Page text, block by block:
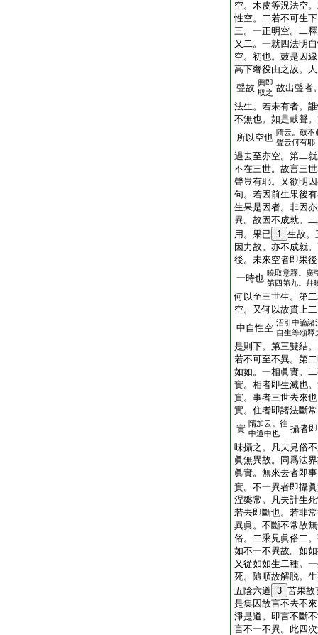
空。木皮等況法空
性空。二若不可生
三。一正明空。二
又二。一就四法明
空。初也。鼓是因
高下奢役由之故。
聲故 興即
取之 故出聲者
法生。若未有者。
不無也。如是鼓聲
所以空也 隋云。鼓不
聲云何有耶
過去至亦空。第二
不在三世。故言三
聲豈有耶。又欲明
句。若因前生果後
生果是因者。非因
異。故因不成就。
用。果已 1 生故。
因力故。亦不成就
後。未來空者即果
一時也 曉取意釋。廣
第四第九。幷
何以至三世生。第
空。又何以故貫上
中自性空 沼引中論諸
自生等頌釋
是則下。第三雙結
若不可至不異。第
如如。一相眞實。
實。相者即生滅也
實。事者三世去來
實。住者即諸法斷
實 隋加云。往
中道中也
攝者
味攝之。凡夫見俗
眞無異故。同爲法
眞實。無來去者即
實。不一異者即攝
涅槃常。凡夫計生
若去即斷也。若非
異眞。不斷不常故
俗。二乘見眞俗二
如不一不異故。如
又從如如生二種。
死。隨順故解脱。
五陰六道 3 苦果故
是集因故言不去不
淨是道。即言不斷
言不一不異。此四